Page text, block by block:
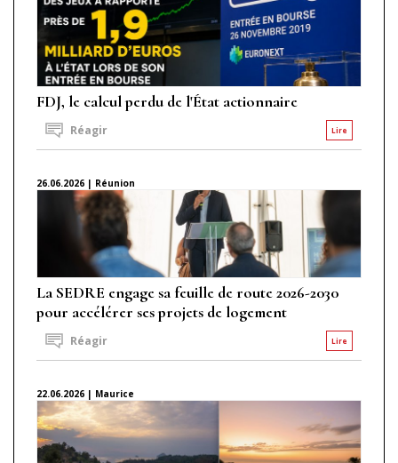
FDJ, le calcul perdu de l'État actionnaire
Lire
Réagir
26.06.2026 | Réunion
La SEDRE engage sa feuille de route 2026-2030
pour accélérer ses projets de logement
Lire
Réagir
22.06.2026 | Maurice